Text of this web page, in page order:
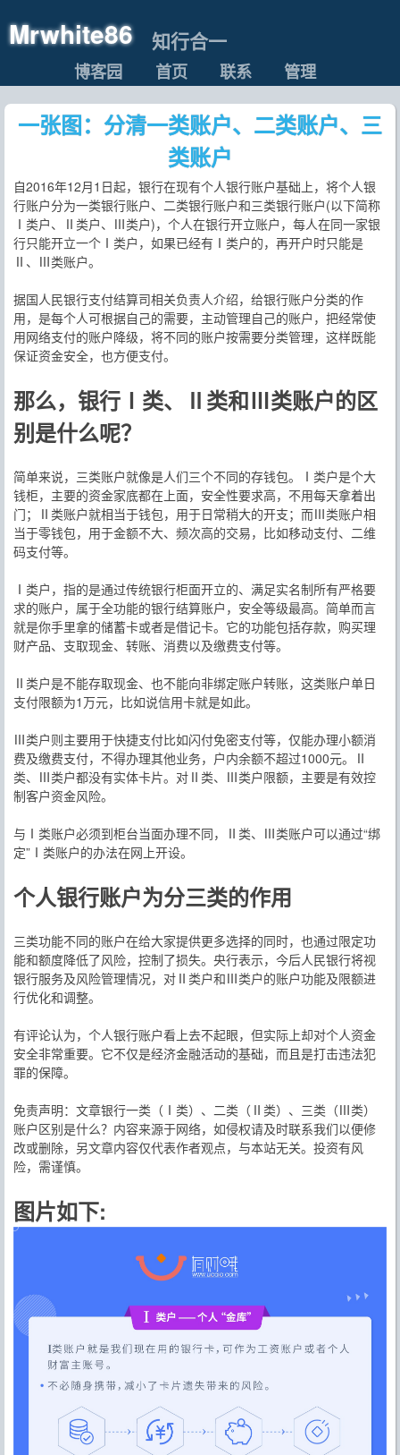
Mrwhite86 知行合一
博客园 首页 联系 管理
一张图：分清一类账户、二类账户、三
类账户
自2016年12月1日起，银行在现有个人银行账户基础上，将个人银
行账户分为一类银行账户、二类银行账户和三类银行账户(以下简称
Ⅰ类户、Ⅱ类户、Ⅲ类户)，个人在银行开立账户，每人在同一家银
行只能开立一个Ⅰ类户，如果已经有Ⅰ类户的，再开户时只能是
Ⅱ、Ⅲ类账户。
据国人民银行支付结算司相关负责人介绍，给银行账户分类的作
用，是每个人可根据自己的需要，主动管理自己的账户，把经常使
用网络支付的账户降级，将不同的账户按需要分类管理，这样既能
保证资金安全，也方便支付。
那么，银行Ⅰ类、Ⅱ类和Ⅲ类账户的区
别是什么呢？
简单来说，三类账户就像是人们三个不同的存钱包。Ⅰ类户是个大
钱柜，主要的资金家底都在上面，安全性要求高，不用每天拿着出
门；Ⅱ类账户就相当于钱包，用于日常稍大的开支；而Ⅲ类账户相
当于零钱包，用于金额不大、频次高的交易，比如移动支付、二维
码支付等。
Ⅰ类户，指的是通过传统银行柜面开立的、满足实名制所有严格要
求的账户，属于全功能的银行结算账户，安全等级最高。简单而言
就是你手里拿的储蓄卡或者是借记卡。它的功能包括存款，购买理
财产品、支取现金、转账、消费以及缴费支付等。
Ⅱ类户是不能存取现金、也不能向非绑定账户转账，这类账户单日
支付限额为1万元，比如说信用卡就是如此。
Ⅲ类户则主要用于快捷支付比如闪付免密支付等，仅能办理小额消
费及缴费支付，不得办理其他业务，户内余额不超过1000元。Ⅱ
类、Ⅲ类户都没有实体卡片。对Ⅱ类、Ⅲ类户限额，主要是有效控
制客户资金风险。
与Ⅰ类账户必须到柜台当面办理不同，Ⅱ类、Ⅲ类账户可以通过“绑
定”Ⅰ类账户的办法在网上开设。
个人银行账户为分三类的作用
三类功能不同的账户在给大家提供更多选择的同时，也通过限定功
能和额度降低了风险，控制了损失。央行表示，今后人民银行将视
银行服务及风险管理情况，对Ⅱ类户和Ⅲ类户的账户功能及限额进
行优化和调整。
有评论认为，个人银行账户看上去不起眼，但实际上却对个人资金
安全非常重要。它不仅是经济金融活动的基础，而且是打击违法犯
罪的保障。
免责声明：文章银行一类（Ⅰ类）、二类（Ⅱ类）、三类（Ⅲ类）
账户区别是什么？内容来源于网络，如侵权请及时联系我们以便修
改或删除，另文章内容仅代表作者观点，与本站无关。投资有风
险，需谨慎。
图片如下: